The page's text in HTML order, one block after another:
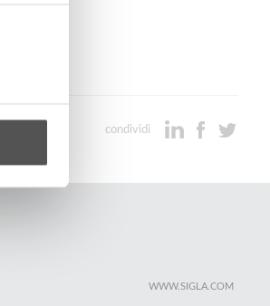
condividi
WWW.SIGLA.COM